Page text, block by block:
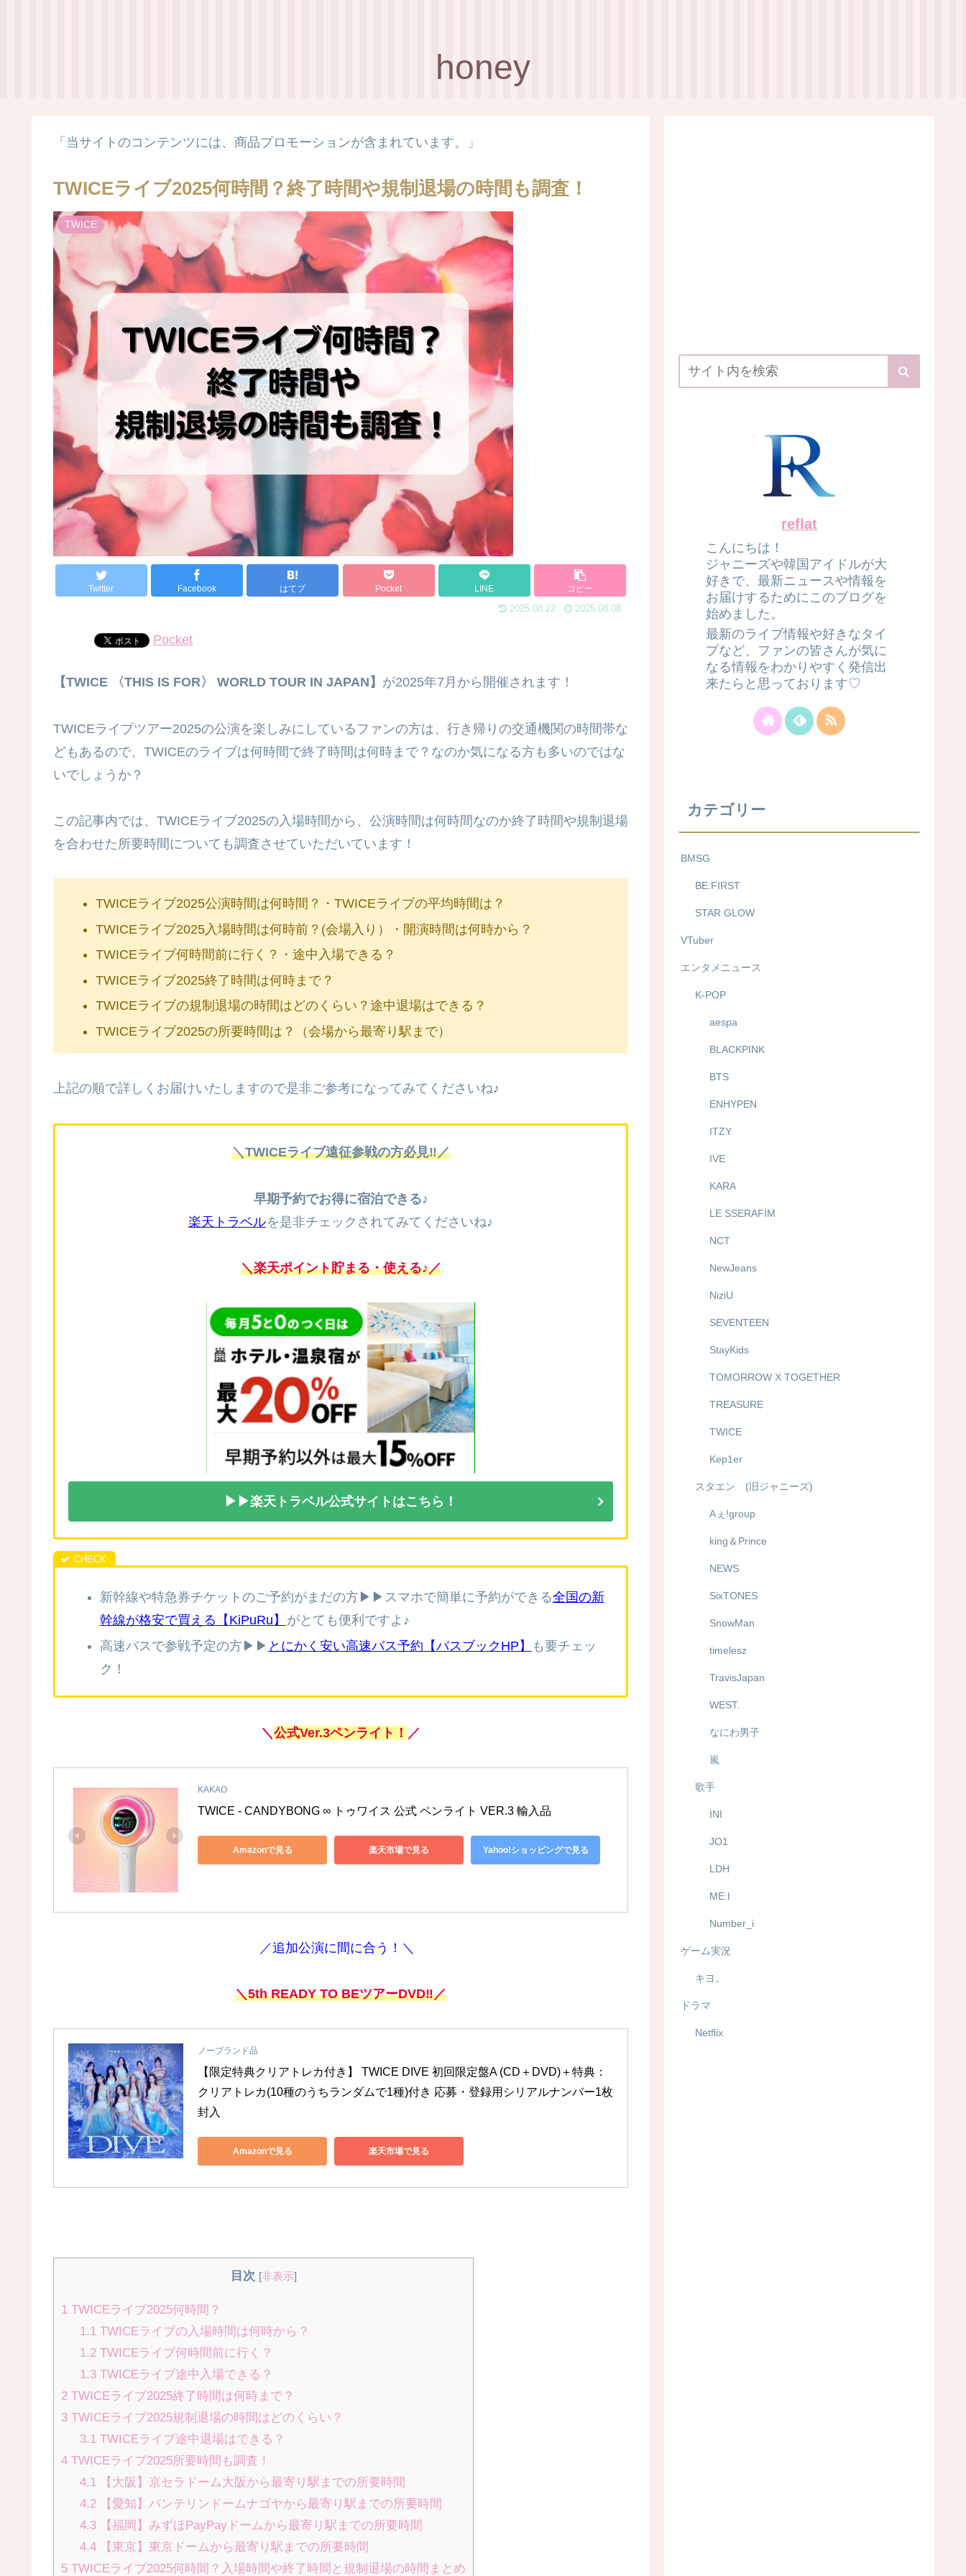
honey
「当サイトのコンテンツには、商品プロモーションが含まれています。」
TWICEライブ2025何時間？終了時間や規制退場の時間も調査！
TWICE
Twitter Facebook はてブ Pocket LINE コピー
2025.08.22 2025.08.08
Pocket
【TWICE 〈THIS IS FOR〉 WORLD TOUR IN JAPAN】 が2025年7月から開催されます！
TWICEライブツアー2025の公演を楽しみにしているファンの方は、行き帰りの交通機関の時間帯な
どもあるので、TWICEのライブは何時間で終了時間は何時まで？なのか気になる方も多いのではな
いでしょうか？
この記事内では、TWICEライブ2025の入場時間から、公演時間は何時間なのか終了時間や規制退場
を合わせた所要時間についても調査させていただいています！
TWICEライブ2025公演時間は何時間？・TWICEライブの平均時間は？
TWICEライブ2025入場時間は何時前？(会場入り）・開演時間は何時から？
TWICEライブ何時間前に行く？・途中入場できる？
TWICEライブ2025終了時間は何時まで？
TWICEライブの規制退場の時間はどのくらい？途中退場はできる？
TWICEライブ2025の所要時間は？（会場から最寄り駅まで）
上記の順で詳しくお届けいたしますので是非ご参考になってみてくださいね♪
＼TWICEライブ遠征参戦の方必見‼／
早期予約でお得に宿泊できる♪
楽天トラベルを是非チェックされてみてくださいね♪
＼楽天ポイント貯まる・使える♪／
▶▶楽天トラベル公式サイトはこちら！
新幹線や特急券チケットのご予約がまだの方▶▶スマホで簡単に予約ができる全国の新
幹線が格安で買える【KiPuRu】
がとても便利ですよ♪
高速バスで参戦予定の方▶▶ とにかく安い高速バス予約【バスブックHP】
も要チェッ
ク！
＼ 公式Ver.3ペンライト！ ／
KAKAO
TWICE - CANDYBONG ∞ トゥワイス 公式 ペンライト VER.3 輸入品
Amazonで見る 楽天市場で見る Yahoo!ショッピングで見る
／追加公演に間に合う！＼
＼5th READY TO BEツアーDVD‼／
ノーブランド品
【限定特典クリアトレカ付き】 TWICE DIVE 初回限定盤A (CD＋DVD)＋特典：
クリアトレカ(10種のうちランダムで1種)付き 応募・登録用シリアルナンバー1枚
封入
Amazonで見る 楽天市場で見る
目次 [非表示]
1 TWICEライブ2025何時間？
1.1TWICEライブの入場時間は何時から？
1.2TWICEライブ何時間前に行く？
1.3TWICEライブ途中入場できる？
2 TWICEライブ2025終了時間は何時まで？
3 TWICEライブ2025規制退場の時間はどのくらい？
3.1TWICEライブ途中退場はできる？
4 TWICEライブ2025所要時間も調査！
4.1【大阪】京セラドーム大阪から最寄り駅までの所要時間
4.2【愛知】バンテリンドームナゴヤから最寄り駅までの所要時間
4.3【福岡】みずほPayPayドームから最寄り駅までの所要時間
4.4【東京】東京ドームから最寄り駅までの所要時間
5 TWICEライブ2025何時間？入場時間や終了時間と規制退場の時間まとめ
reflat
こんにちは！
ジャニーズや韓国アイドルが大
好きで、最新ニュースや情報を
お届けするためにこのブログを
始めました。
最新のライブ情報や好きなタイ
プなど、ファンの皆さんが気に
なる情報をわかりやすく発信出
来たらと思っております♡
カテゴリー
BMSG
BE:FIRST
STAR GLOW
VTuber
エンタメニュース
K-POP
aespa
BLACKPINK
BTS
ENHYPEN
ITZY
IVE
KARA
LE SSERAFIM
NCT
NewJeans
NiziU
SEVENTEEN
StayKids
TOMORROW X TOGETHER
TREASURE
TWICE
Kep1er
スタエン (旧ジャニーズ)
Aぇ!group
king＆Prince
NEWS
SixTONES
SnowMan
timelesz
TravisJapan
WEST.
なにわ男子
嵐
歌手
INI
JO1
LDH
ME:I
Number_i
ゲーム実況
キヨ。
ドラマ
Netflix